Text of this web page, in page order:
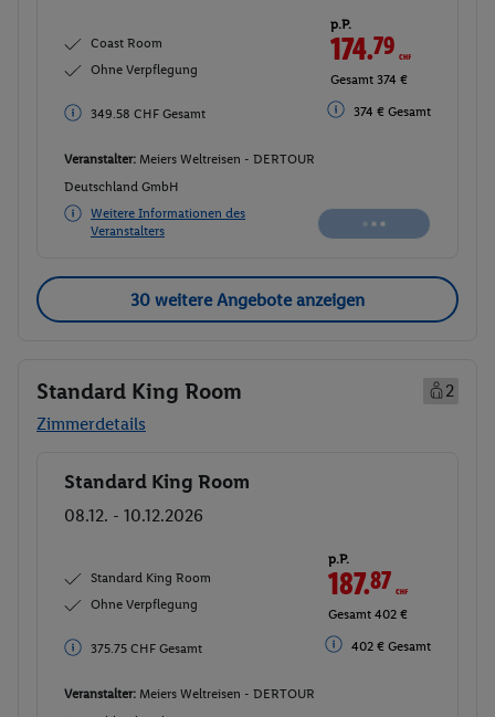
Coast Room
Ohne Verpflegung
349.58 CHF Gesamt
p.P.
174.79CHF
Gesamt 374 €
374 € Gesamt
Veranstalter: Meiers Weltreisen - DERTOUR
Deutschland GmbH
Weitere Informationen des
Veranstalters
30 weitere Angebote anzeigen
Standard King Room
2
Zimmerdetails
Buchen
Standard King Room
08.12. - 10.12.2026
Standard King Room
Ohne Verpflegung
375.75 CHF Gesamt
p.P.
187.87CHF
Gesamt 402 €
402 € Gesamt
Veranstalter: Meiers Weltreisen - DERTOUR